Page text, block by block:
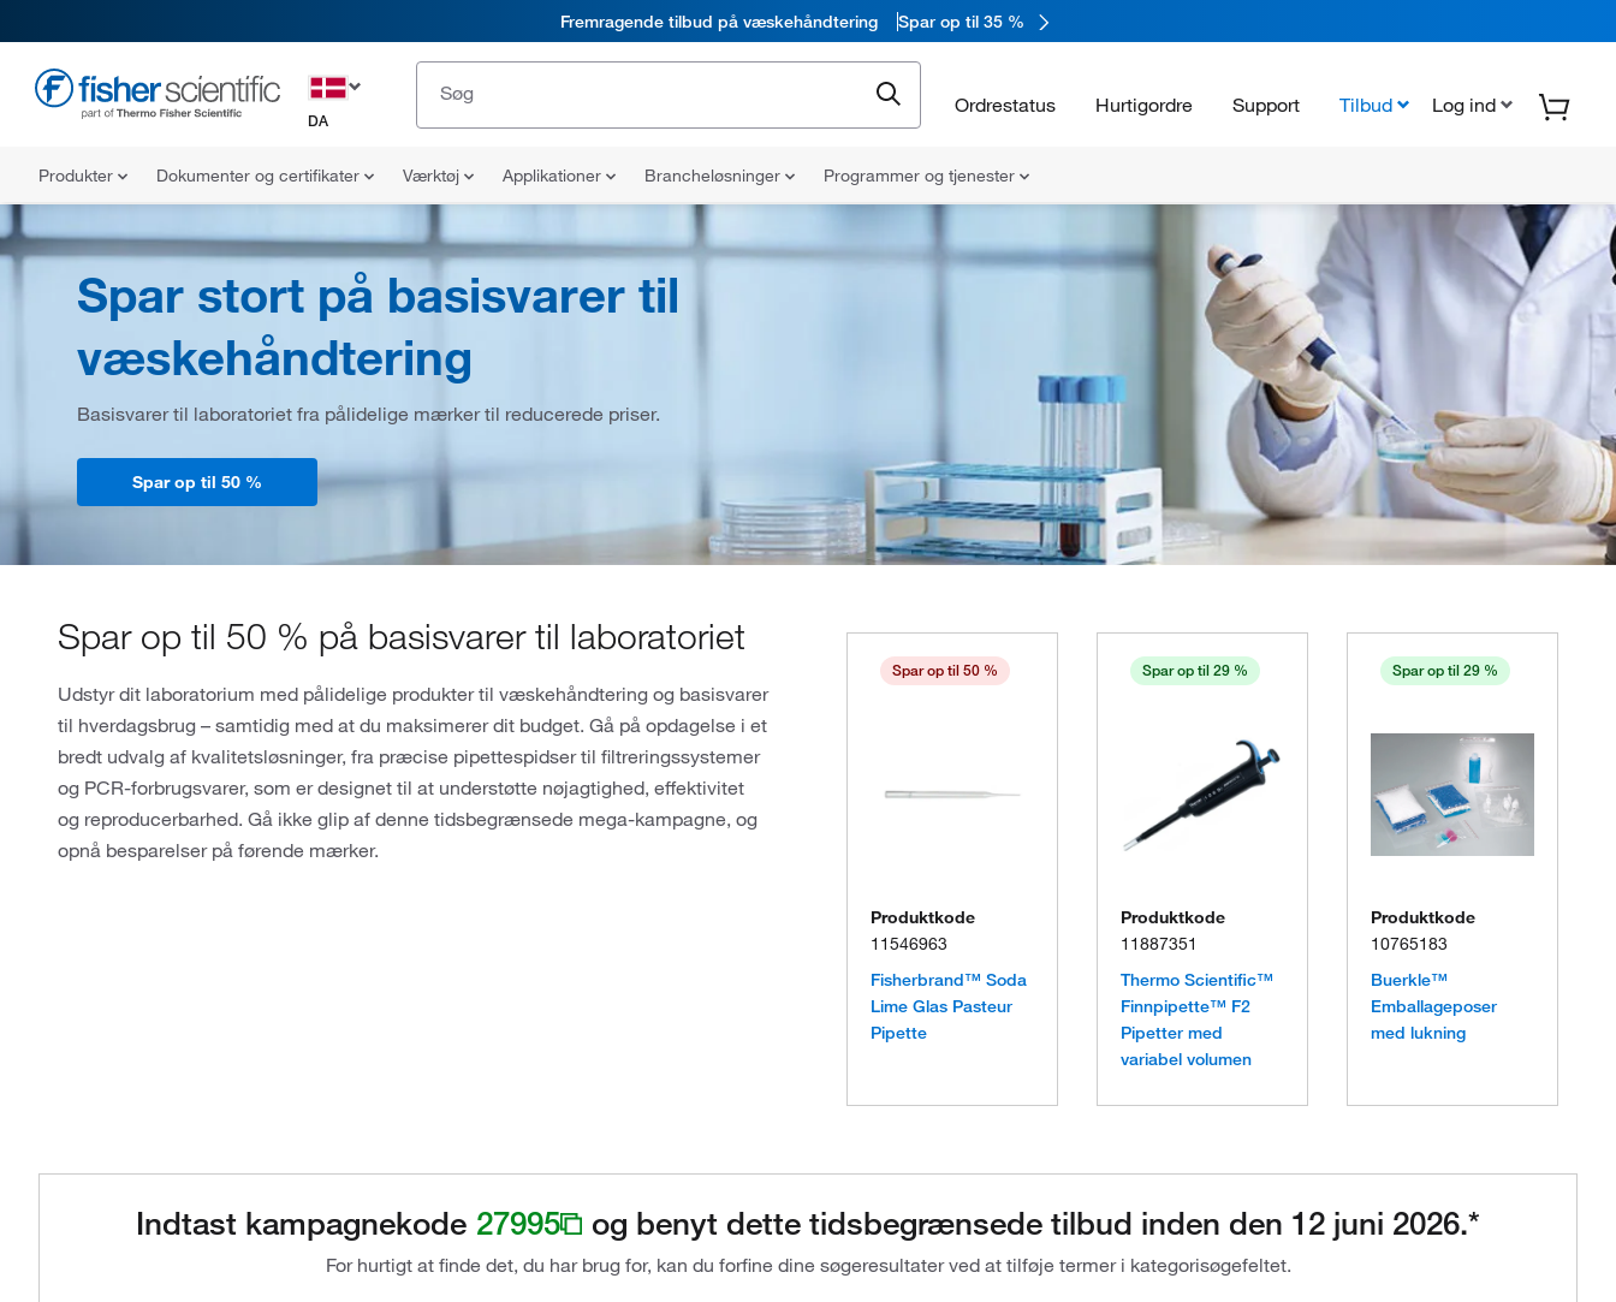
Fremragende tilbud på væskehåndtering Spar op til 35 %
DA
Ordrestatus Hurtigordre Support Tilbud Log ind
Produkter Dokumenter og certifikater Værktøj Applikationer Brancheløsninger Programmer og tjenester
Spar stort på basisvarer til
væskehåndtering
Basisvarer til laboratoriet fra pålidelige mærker til reducerede priser.
Spar op til 50 %
Spar op til 50 % på basisvarer til laboratoriet
Udstyr dit laboratorium med pålidelige produkter til væskehåndtering og basisvarer
til hverdagsbrug – samtidig med at du maksimerer dit budget. Gå på opdagelse i et
bredt udvalg af kvalitetsløsninger, fra præcise pipettespidser til filtreringssystemer
og PCR-forbrugsvarer, som er designet til at understøtte nøjagtighed, effektivitet
og reproducerbarhed. Gå ikke glip af denne tidsbegrænsede mega-kampagne, og
opnå besparelser på førende mærker.
Spar op til 50 %
Produktkode
11546963
Fisherbrand™ Soda
Lime Glas Pasteur
Pipette
Spar op til 29 %
Produktkode
11887351
Thermo Scientific™
Finnpipette™ F2
Pipetter med
variabel volumen
Spar op til 29 %
Produktkode
10765183
Buerkle™
Emballageposer
med lukning
Indtast kampagnekode 27995 og benyt dette tidsbegrænsede tilbud inden den 12 juni 2026.*
For hurtigt at finde det, du har brug for, kan du forfine dine søgeresultater ved at tilføje termer i kategorisøgefeltet.